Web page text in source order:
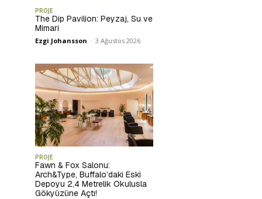
PROJE
The Dip Pavilion: Peyzaj, Su ve
Mimari
Ezgi Johansson - 3 Ağustos 2026
PROJE
Fawn & Fox Salonu:
Arch&Type, Buffalo’daki Eski
Depoyu 2,4 Metrelik Okulusla
Gökyüzüne Açtı!